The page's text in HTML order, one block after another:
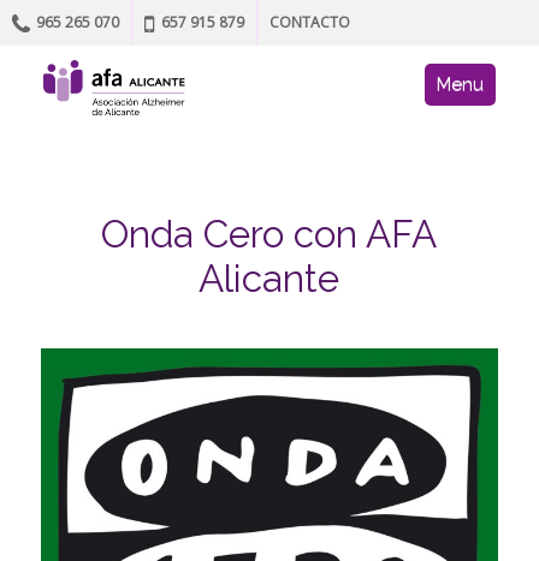
965 265 070 657 915 879 CONTACTO
AFA site
Skip to content
Menu
Onda Cero con AFA
Alicante